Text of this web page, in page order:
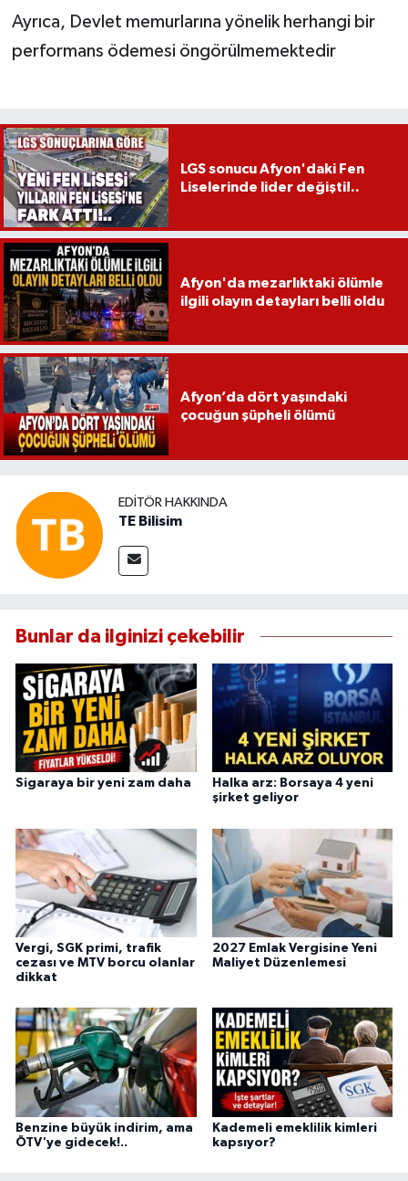
Ayrıca, Devlet memurlarına yönelik herhangi bir
performans ödemesi öngörülmemektedir
LGS sonucu Afyon'daki Fen
Liselerinde lider değişti!..
Afyon'da mezarlıktaki ölümle
ilgili olayın detayları belli oldu
Afyon’da dört yaşındaki
çocuğun şüpheli ölümü
EDITÖR HAKKINDA
TE Bilisim
Bunlar da ilginizi çekebilir
Sigaraya bir yeni zam daha
Halka arz: Borsaya 4 yeni
şirket geliyor
Vergi, SGK primi, trafik
cezası ve MTV borcu olanlar
dikkat
2027 Emlak Vergisine Yeni
Maliyet Düzenlemesi
Benzine büyük indirim, ama
ÖTV'ye gidecek!..
Kademeli emeklilik kimleri
kapsıyor?